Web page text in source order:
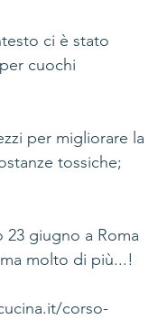
ci è stato
cuochi
per migliorare la
tossiche;
giugno a Roma
molto di più...!
corso-